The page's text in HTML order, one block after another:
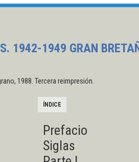
1942-1949 GRAN
1988. Tercera reimpresión.
ÍNDICE
Prefacio
Siglas